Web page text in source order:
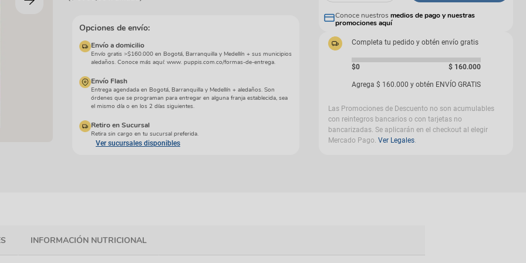
manchas
Opciones de envío:
Envío a domicilio
Envío gratis >$160.000 en Bogotá, Barranquilla y Medellín + sus municipios
aledaños. Conoce más aquí: www. puppis.com.co/formas-de-entrega.
Envío Flash
Entrega agendada en Bogotá, Barranquilla y Medellín + aledaños. Son
órdenes que se programan para entregar en alguna franja establecida, sea
el mismo día o en los 2 días siguientes.
Retiro en Sucursal
Retira sin cargo en tu sucursal preferida.
Ver sucursales disponibles
Conoce nuestros medios de pago y nuestras
promociones aquí
Completa tu pedido y obtén envío gratis
$0 $ 160.000
Agrega $ 160.000 y obtén ENVÍO GRATIS
Las Promociones de Descuento no son acumulables
con reintegros bancarios o con tarjetas no
bancarizadas. Se aplicarán en el checkout al elegir
Mercado Pago. Ver Legales.
INFORMACIÓN NUTRICIONAL